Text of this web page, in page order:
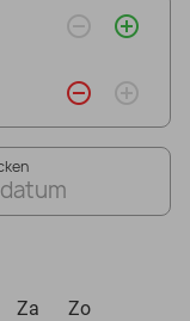
remove_circle_outline add_circle_outline
remove_circle_outline add_circle_outline
Za Zo